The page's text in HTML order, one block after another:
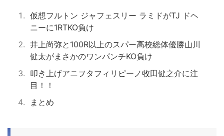
仮想フルトン ジャフェスリー ラミドがTJ ドヘ
ニーに1RTKO負け
井上尚弥と100R以上のスパー高校総体優勝山川
健太がまさかのワンパンチKO負け
叩き上げアニヲタフィリピーノ牧田健之介に注
目！！
まとめ